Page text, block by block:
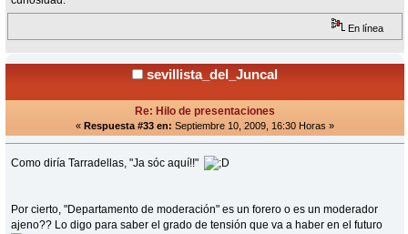
En línea
sevillista_del_Juncal
Re: Hilo de presentaciones
« Respuesta #33 en: Septiembre 10, 2009, 16:30 Horas »
Como diría Tarradellas, "Ja sóc aquí!!"
Por cierto, "Departamento de moderación" es un forero o es un moderador
ajeno?? Lo digo para saber el grado de tensión que va a haber en el futuro